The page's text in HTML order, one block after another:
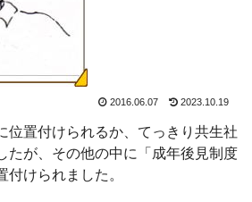
2016.06.07 2023.10.19
位置付けられるか、てっきり共生社
たが、その他の中に「成年後見制度
けられました。